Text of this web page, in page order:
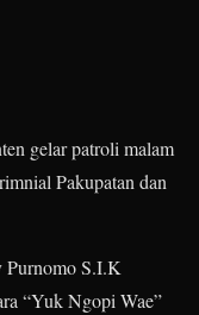
gelar patroli malam
Pakupatan dan
Purnomo S.I.K
“Yuk Ngopi Wae”